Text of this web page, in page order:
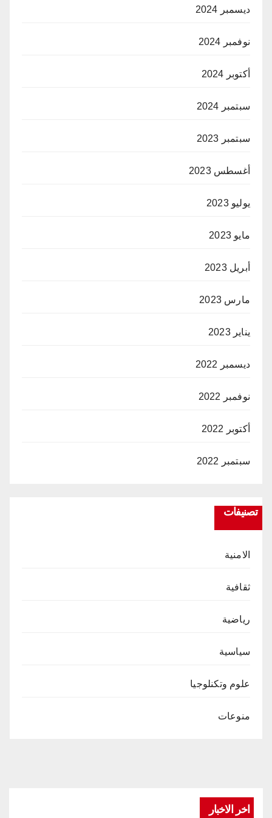
ديسمبر 2024
نوفمبر 2024
أكتوبر 2024
سبتمبر 2024
سبتمبر 2023
أغسطس 2023
يوليو 2023
مايو 2023
أبريل 2023
مارس 2023
يناير 2023
ديسمبر 2022
نوفمبر 2022
أكتوبر 2022
سبتمبر 2022
تصنيفات
الامنية
ثقافية
رياضية
سياسية
علوم وتكنلوجيا
منوعات
اخر الاخبار